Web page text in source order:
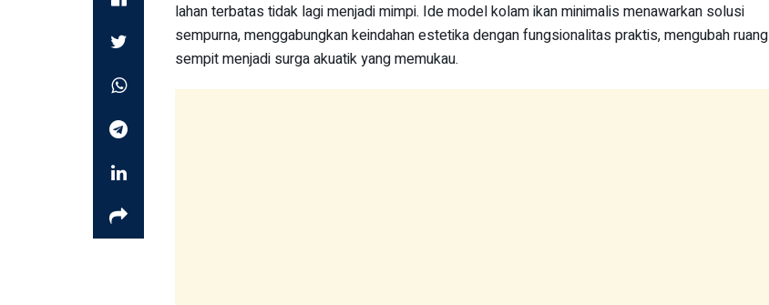
lahan terbatas tidak lagi menjadi mimpi. Ide model kolam ikan minimalis menawarkan solusi
sempurna, menggabungkan keindahan estetika dengan fungsionalitas praktis, mengubah ruang
sempit menjadi surga akuatik yang memukau.